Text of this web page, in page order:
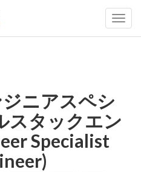
ニアスペシ
スタックエン
Specialist